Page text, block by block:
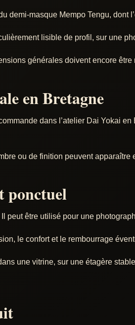
demi-masque Mempo Tengu, dont
lisible de profil, sur une
générales doivent encore être
en Bretagne
dans l’atelier Dai Yokai
ou de finition peuvent apparaître
ponctuel
peut être utilisé pour une
le confort et le rembourrage
une vitrine, sur une étagère